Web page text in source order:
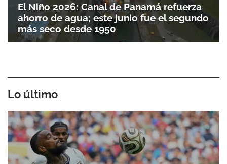
El Niño 2026: Canal de Panamá refuerza
ahorro de agua; este junio fue el segundo
más seco desde 1950
Lo último